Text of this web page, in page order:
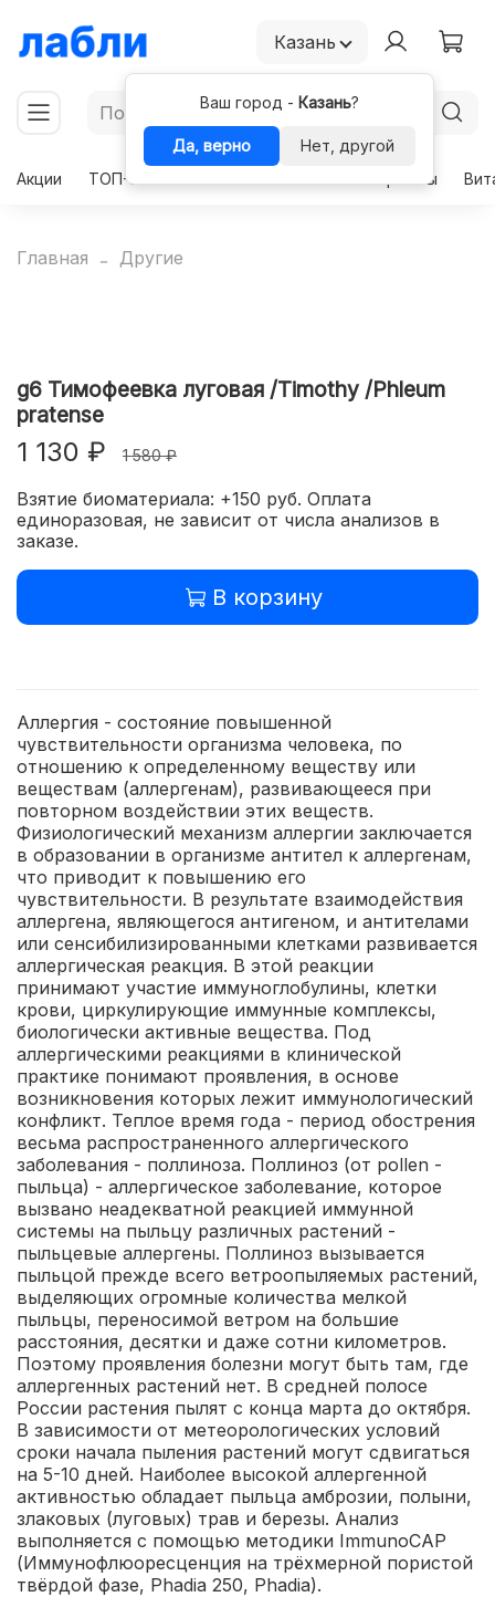
Казань
Ваш город - Казань?
Да, верно
Нет, другой
Акции
ТОП-50 Гормоны
Главная Другие
g6 Тимофеевка луговая /Timothy /Phleum
pratense
1 130 ₽ 1 580 ₽
Взятие биоматериала: +150 руб. Оплата
единоразовая, не зависит от числа анализов в
заказе.
В корзину
Аллергия - состояние повышенной
чувствительности организма человека, по
отношению к определенному веществу или
веществам (аллергенам), развивающееся при
повторном воздействии этих веществ.
Физиологический механизм аллергии заключается
в образовании в организме антител к аллергенам,
что приводит к повышению его
чувствительности. В результате взаимодействия
аллергена, являющегося антигеном, и антителами
или сенсибилизированными клетками развивается
аллергическая реакция. В этой реакции
принимают участие иммуноглобулины, клетки
крови, циркулирующие иммунные комплексы,
биологически активные вещества. Под
аллергическими реакциями в клинической
практике понимают проявления, в основе
возникновения которых лежит иммунологический
конфликт. Теплое время года - период обострения
весьма распространенного аллергического
заболевания - поллиноза. Поллиноз (от pollen -
пыльца) - аллергическое заболевание, которое
вызвано неадекватной реакцией иммунной
системы на пыльцу различных растений -
пыльцевые аллергены. Поллиноз вызывается
пыльцой прежде всего ветроопыляемых растений,
выделяющих огромные количества мелкой
пыльцы, переносимой ветром на большие
расстояния, десятки и даже сотни километров.
Поэтому проявления болезни могут быть там, где
аллергенных растений нет. В средней полосе
России растения пылят с конца марта до октября.
В зависимости от метеорологических условий
сроки начала пыления растений могут сдвигаться
на 5-10 дней. Наиболее высокой аллергенной
активностью обладает пыльца амброзии, полыни,
злаковых (луговых) трав и березы. Анализ
выполняется с помощью методики ImmunoCAP
(Иммунофлюоресценция на трёхмерной пористой
твёрдой фазе, Phadia 250, Phadia).